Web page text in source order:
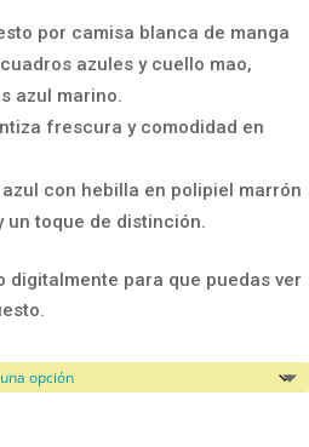
por camisa blanca de manga
azules y cuello mao,
azul marino.
frescura y comodidad en
con hebilla en polipiel marrón
toque de distinción.
digitalmente para que puedas ver